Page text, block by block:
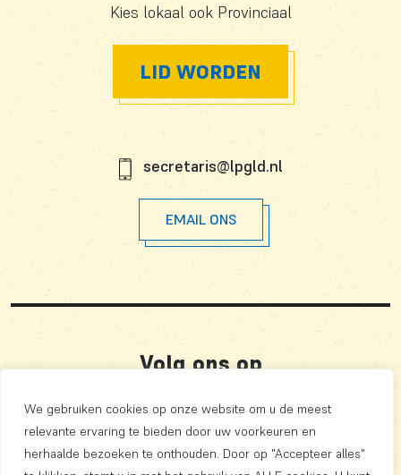
We gebruiken cookies op onze website om u de meest
relevante ervaring te bieden door uw voorkeuren en
herhaalde bezoeken te onthouden. Door op "Accepteer alles"
Kies lokaal ook Provinciaal
LID WORDEN
secretaris@lpgld.nl
EMAIL ONS
Volg ons op
Privacy
Algemene Voorwaarden